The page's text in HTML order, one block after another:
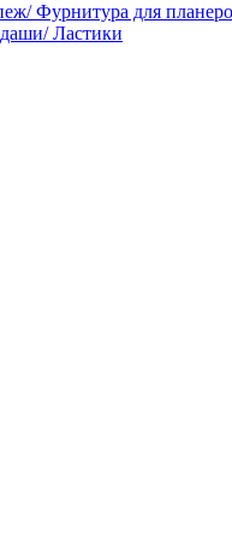
Фурнитура для
Ластики